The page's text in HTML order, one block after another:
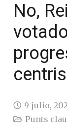
No,
9 julio,
Punts